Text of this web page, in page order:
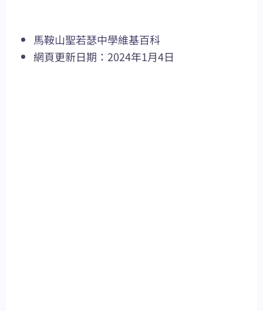
馬鞍山聖若瑟中學維基百科
網頁更新日期：2024年1月4日